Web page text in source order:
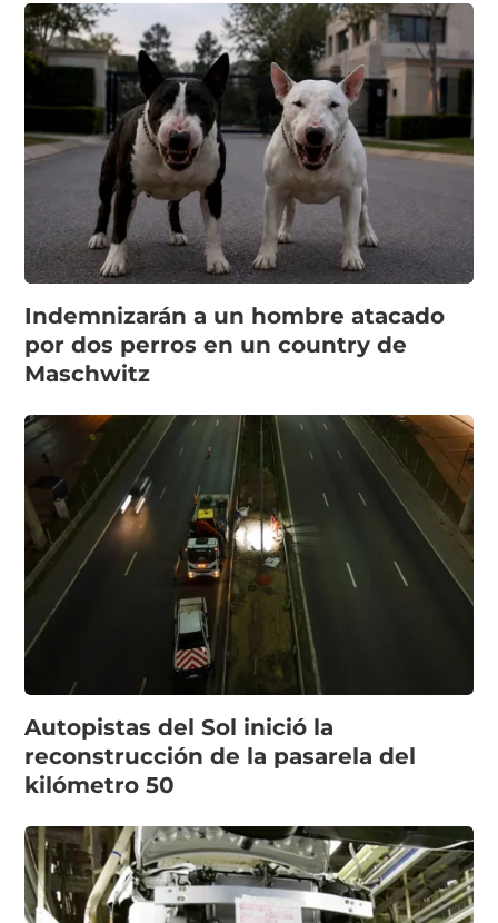
Indemnizarán a un hombre atacado
por dos perros en un country de
Maschwitz
Autopistas del Sol inició la
reconstrucción de la pasarela del
kilómetro 50